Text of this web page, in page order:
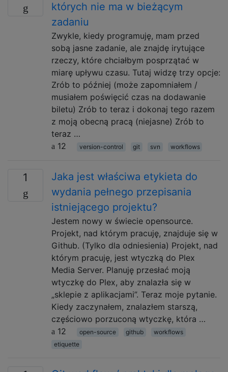
których nie ma w bieżącym
zadaniu
Zwykle, kiedy programuję, mam przed
sobą jasne zadanie, ale znajdę irytujące
rzeczy, które chciałbym posprzątać w
miarę upływu czasu. Tutaj widzę trzy opcje:
Zrób to później (może zapomniałem /
musiałem poświęcić czas na dodawanie
biletu) Zrób to teraz i dokonaj tego razem
z moją obecną pracą (niejasne) Zrób to
teraz …
12
version-control git svn workflows
1
Jaka jest właściwa etykieta do
wydania pełnego przepisania
istniejącego projektu?
Jestem nowy w świecie opensource.
Projekt, nad którym pracuję, znajduje się w
Github. (Tylko dla odniesienia) Projekt, nad
którym pracuję, jest wtyczką do Plex
Media Server. Planuję przesłać moją
wtyczkę do Plex, aby znalazła się w
„sklepie z aplikacjami”. Teraz moje pytanie.
Kiedy zaczynałem, znalazłem starszą,
częściowo porzuconą wtyczkę, która …
12
open-source github
workflows
etiquette